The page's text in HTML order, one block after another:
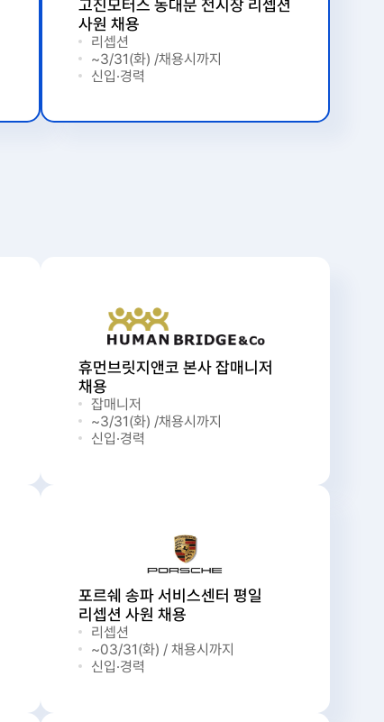
고진모터스 동대문 전시장 리셉션
사원 채용
리셉션
~3/31(화) /채용시까지
신입·경력
휴먼브릿지앤코 본사 잡매니저
채용
잡매니저
~3/31(화) /채용시까지
신입·경력
포르쉐 송파 서비스센터 평일
리셉션 사원 채용
리셉션
~03/31(화) / 채용시까지
신입·경력